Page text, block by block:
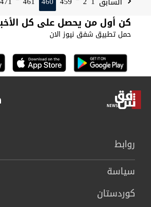
كن أول من يحصل على كل
حمل تطبيق شفق نيوز الان
روابط
سیاسة
كوردستان